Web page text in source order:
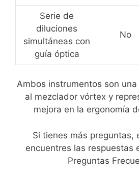
Serie de
diluciones
simultáneas con
guía óptica
No
Ambos instrumentos son
al mezclador vórtex y
mejora en la ergonomía
Si tienes más preguntas,
encuentres las respuestas
Preguntas